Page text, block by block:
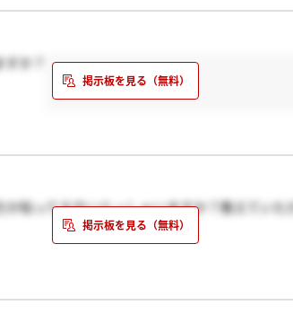
か？
知ってる方いらっしゃいますか？教えていた